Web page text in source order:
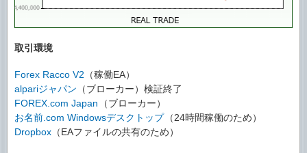
取引環境
Forex Racco V2 （稼働EA）
alpariジャパン （ブローカー）検証終了
FOREX.com Japan
（ブローカー）
お名前.com Windowsデスクトップ （24時間稼働のため）
Dropbox （EAファイルの共有のため）